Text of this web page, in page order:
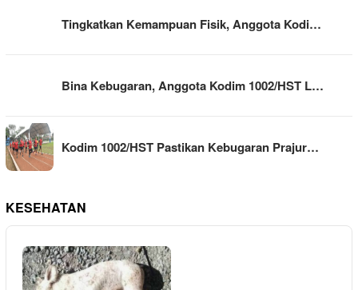
Tingkatkan Kemampuan Fisik, Anggota Kodi…
Bina Kebugaran, Anggota Kodim 1002/HST L…
Kodim 1002/HST Pastikan Kebugaran Prajur…
KESEHATAN